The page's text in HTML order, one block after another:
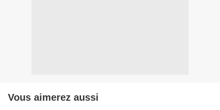
Vous aimerez aussi